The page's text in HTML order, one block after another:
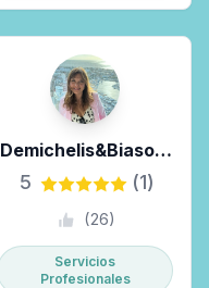
Demichelis&Biasoni
Uruguay
5 (1)
(26)
Servicios
Profesionales